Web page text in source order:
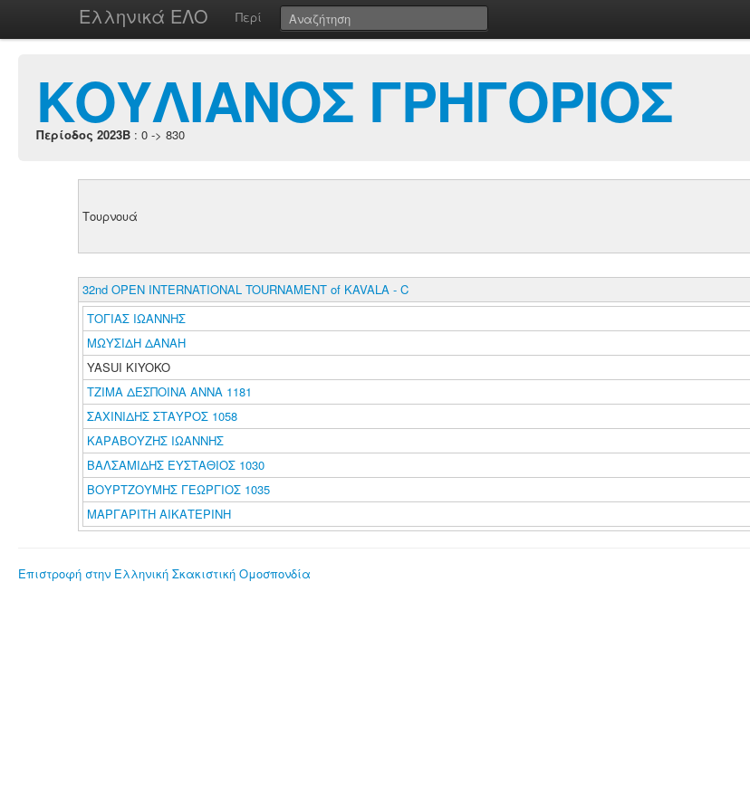
Ελληνικά ΕΛΟ Περί
ΚΟΥΛΙΑΝΟΣ ΓΡΗΓΟΡΙΟΣ
Περίοδος 2023B : 0 -> 830
Τουρνουά
32nd OPEN INTERNATIONAL TOURNAMENT of KAVALA - C
ΤΟΓΙΑΣ ΙΩΑΝΝΗΣ
ΜΩΥΣΙΔΗ ΔΑΝΑΗ
YASUI KIYOKO
ΤΖΙΜΑ ΔΕΣΠΟΙΝΑ ΑΝΝΑ 1181
ΣΑΧΙΝΙΔΗΣ ΣΤΑΥΡΟΣ 1058
ΚΑΡΑΒΟΥΖΗΣ ΙΩΑΝΝΗΣ
ΒΑΛΣΑΜΙΔΗΣ ΕΥΣΤΑΘΙΟΣ 1030
ΒΟΥΡΤΖΟΥΜΗΣ ΓΕΩΡΓΙΟΣ 1035
ΜΑΡΓΑΡΙΤΗ ΑΙΚΑΤΕΡΙΝΗ
Επιστροφή στην Ελληνική Σκακιστική Ομοσπονδία